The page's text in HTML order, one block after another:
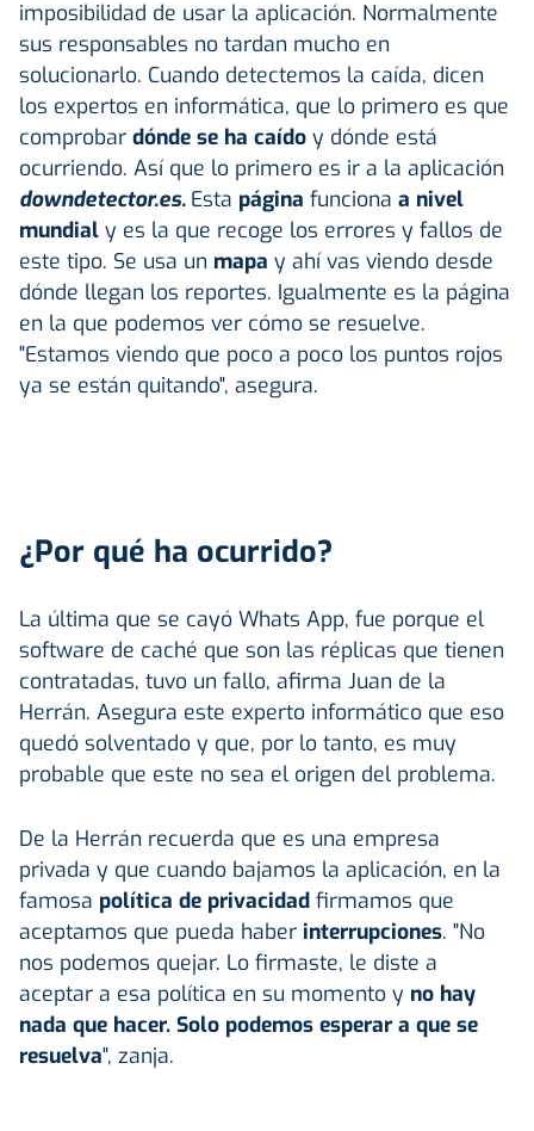
imposibilidad de usar la aplicación. Normalmente
sus responsables no tardan mucho en
solucionarlo. Cuando detectemos la caída, dicen
los expertos en informática, que lo primero es que
comprobar dónde se ha caído y dónde está
ocurriendo. Así que lo primero es ir a la aplicación
downdetector.es. Esta página funciona a nivel
mundial y es la que recoge los errores y fallos de
este tipo. Se usa un mapa y ahí vas viendo desde
dónde llegan los reportes. Igualmente es la página
en la que podemos ver cómo se resuelve.
"Estamos viendo que poco a poco los puntos rojos
ya se están quitando", asegura.
¿Por qué ha ocurrido?
La última que se cayó Whats App, fue porque el
software de caché que son las réplicas que tienen
contratadas, tuvo un fallo, afirma Juan de la
Herrán. Asegura este experto informático que eso
quedó solventado y que, por lo tanto, es muy
probable que este no sea el origen del problema.
De la Herrán recuerda que es una empresa
privada y que cuando bajamos la aplicación, en la
famosa política de privacidad firmamos que
aceptamos que pueda haber interrupciones. "No
nos podemos quejar. Lo firmaste, le diste a
aceptar a esa política en su momento y no hay
nada que hacer. Solo podemos esperar a que se
resuelva", zanja.